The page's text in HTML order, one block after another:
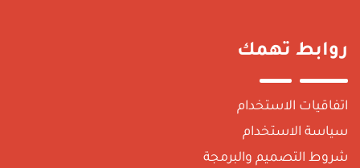
روابط تهمك
اتفاقيات الاستخدام
سياسة الاستخدام
شروط التصميم والبرمجة